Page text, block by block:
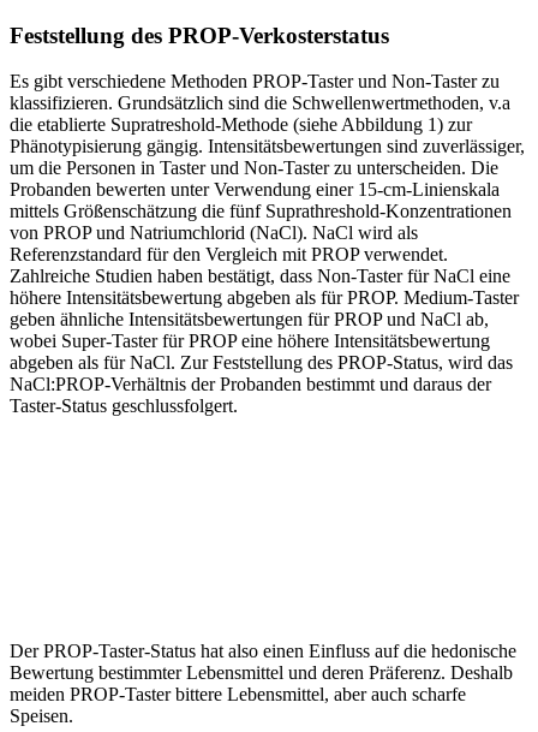
Feststellung des PROP-Verkosterstatus
Es gibt verschiedene Methoden PROP-Taster und Non-Taster zu
klassifizieren. Grundsätzlich sind die Schwellenwertmethoden, v.a
die etablierte Supratreshold-Methode (siehe Abbildung 1) zur
Phänotypisierung gängig. Intensitätsbewertungen sind zuverlässiger,
um die Personen in Taster und Non-Taster zu unterscheiden. Die
Probanden bewerten unter Verwendung einer 15-cm-Linienskala
mittels Größenschätzung die fünf Suprathreshold-Konzentrationen
von PROP und Natriumchlorid (NaCl). NaCl wird als
Referenzstandard für den Vergleich mit PROP verwendet.
Zahlreiche Studien haben bestätigt, dass Non-Taster für NaCl eine
höhere Intensitätsbewertung abgeben als für PROP. Medium-Taster
geben ähnliche Intensitätsbewertungen für PROP und NaCl ab,
wobei Super-Taster für PROP eine höhere Intensitätsbewertung
abgeben als für NaCl. Zur Feststellung des PROP-Status, wird das
NaCl:PROP-Verhältnis der Probanden bestimmt und daraus der
Taster-Status geschlussfolgert.
Der PROP-Taster-Status hat also einen Einfluss auf die hedonische
Bewertung bestimmter Lebensmittel und deren Präferenz. Deshalb
meiden PROP-Taster bittere Lebensmittel, aber auch scharfe
Speisen.